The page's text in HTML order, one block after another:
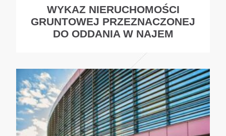
WYKAZ NIERUCHOMOŚCI
GRUNTOWEJ PRZEZNACZONEJ
DO ODDANIA W NAJEM